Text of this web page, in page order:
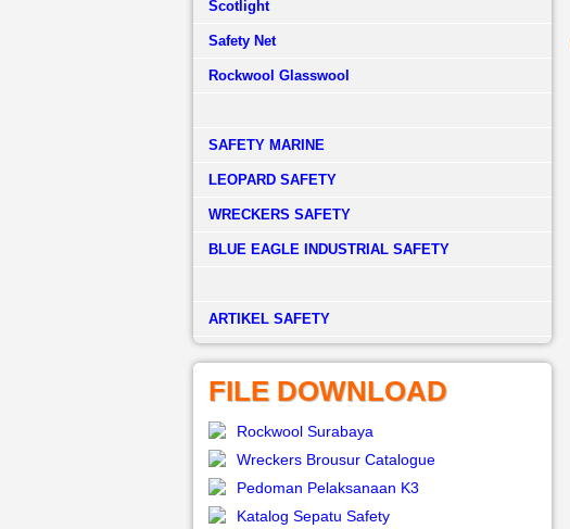
Scotlight
Safety Net
Rockwool Glasswool
SAFETY MARINE
LEOPARD SAFETY
WRECKERS SAFETY
BLUE EAGLE INDUSTRIAL SAFETY
­ARTIKEL SAFETY
FILE DOWNLOAD
Rockwool Surabaya
Wreckers Brousur Catalogue
Pedoman Pelaksanaan K3
Katalog Sepatu Safety